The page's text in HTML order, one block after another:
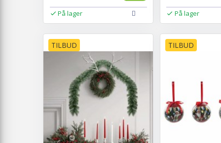
På lager På lager
TILBUD TILBUD